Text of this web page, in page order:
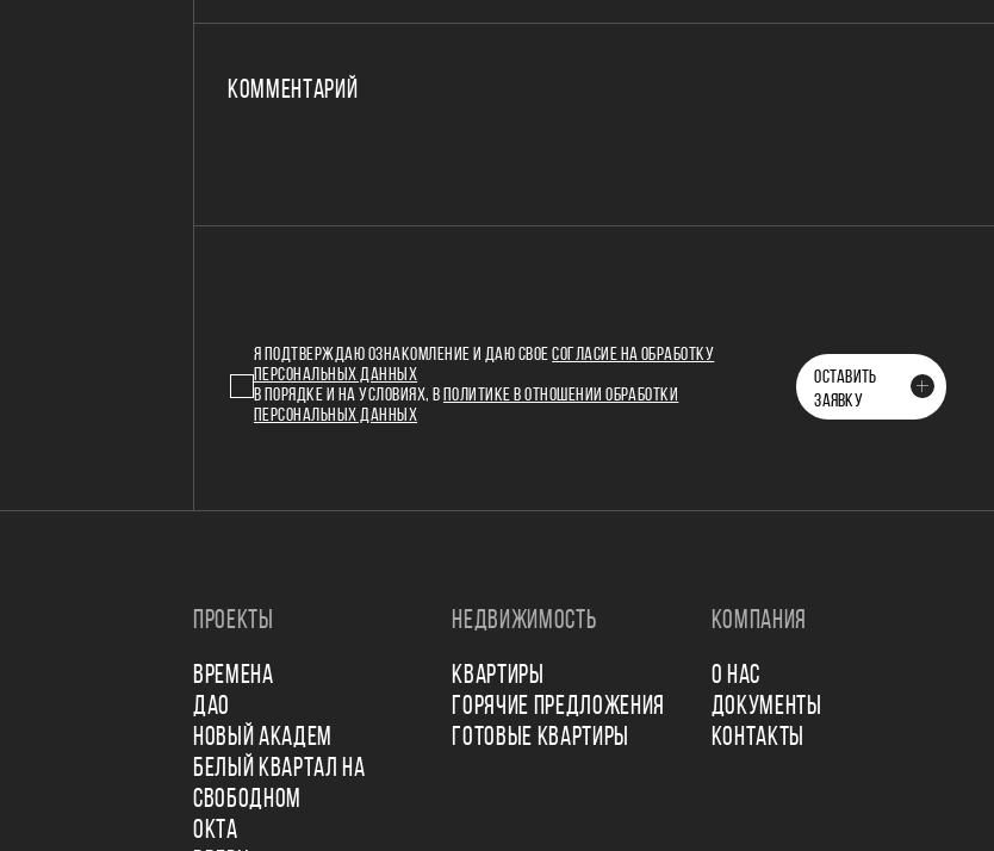
КОММЕНТАРИЙ
Я ПОДТВЕРЖДАЮ ОЗНАКОМЛЕНИЕ И ДАЮ СВОЕСОГЛАСИЕ НА ОБРАБОТКУ
ПЕРСОНАЛЬНЫХ ДАННЫХ
В ПОРЯДКЕ И НА УСЛОВИЯХ, В
ПОЛИТИКЕ В ОТНОШЕНИИ ОБРАБОТКИ
ПЕРСОНАЛЬНЫХ ДАННЫХ
ОСТАВИТЬ
ЗАЯВКУ
ПРОЕКТЫ
ВРЕМЕНА
ДАО
НОВЫЙ АКАДЕМ
БЕЛЫЙ КВАРТАЛ НА
СВОБОДНОМ
ОКТА
НЕДВИЖИМОСТЬ
КВАРТИРЫ
ГОРЯЧИЕ ПРЕДЛОЖЕНИЯ
ГОТОВЫЕ КВАРТИРЫ
КОМПАНИЯ
О НАС
ДОКУМЕНТЫ
КОНТАКТЫ